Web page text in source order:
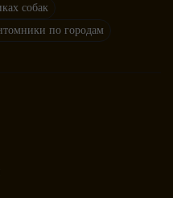
собак
по городам